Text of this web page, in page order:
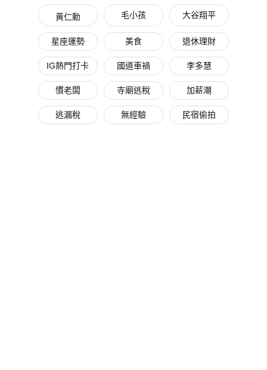
黃仁勳 毛小孩 大谷翔平
星座運勢 美食 退休理財
IG熱門打卡 國道車禍 李多慧
慣老闆 寺廟逃稅 加薪潮
逃漏稅 無經驗 民宿偷拍